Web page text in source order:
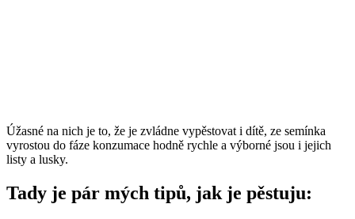
Úžasné na nich je to, že je zvládne vypěstovat i dítě, ze semínka
vyrostou do fáze konzumace hodně rychle a výborné jsou i jejich
listy a lusky.
Tady je pár mých tipů, jak je pěstuju: